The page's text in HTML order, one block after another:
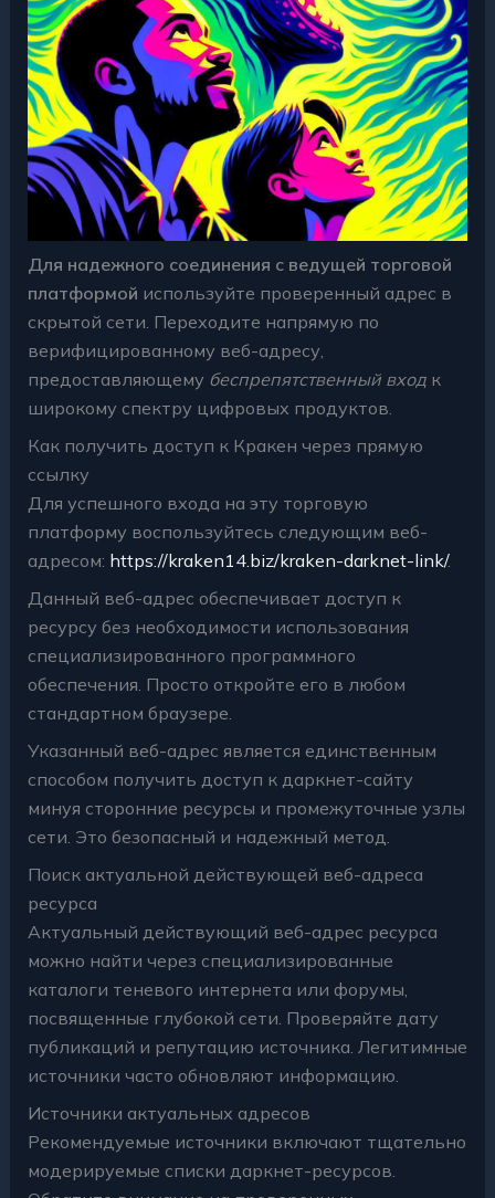
Для надежного соединения с ведущей торговой
платформой используйте проверенный адрес в
скрытой сети. Переходите напрямую по
верифицированному веб-адресу,
предоставляющему беспрепятственный входк
широкому спектру цифровых продуктов.
Как получить доступ к Кракен через прямую
ссылку
Для успешного входа на эту торговую
платформу воспользуйтесь следующим веб-
адресом: https://kraken14.biz/kraken-darknet-link/.
Данный веб-адрес обеспечивает доступ к
ресурсу без необходимости использования
специализированного программного
обеспечения. Просто откройте его в любом
стандартном браузере.
Указанный веб-адрес является единственным
способом получить доступ к даркнет-сайту
минуя сторонние ресурсы и промежуточные узлы
сети. Это безопасный и надежный метод.
Поиск актуальной действующей веб-адреса
ресурса
Актуальный действующий веб-адрес ресурса
можно найти через специализированные
каталоги теневого интернета или форумы,
посвященные глубокой сети. Проверяйте дату
публикаций и репутацию источника. Легитимные
источники часто обновляют информацию.
Источники актуальных адресов
Рекомендуемые источники включают тщательно
модерируемые списки даркнет-ресурсов.